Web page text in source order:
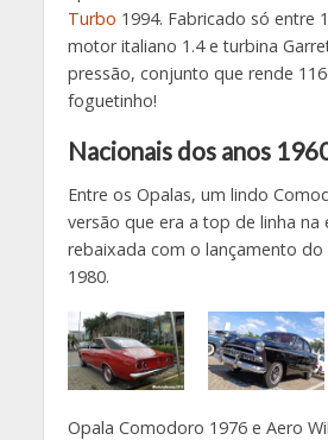
Turbo 1994. Fabricado só entre
motor italiano 1.4 e turbina
pressão, conjunto que rende
foguetinho!
Nacionais dos anos
Entre os Opalas, um lindo
versão que era a top de linha na
rebaixada com o lançamento
1980.
Opala Comodoro 1976 e Aero